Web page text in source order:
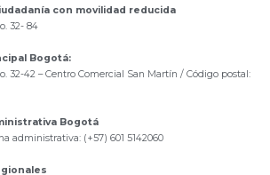
con movilidad reducida
32- 84
Bogotá:
32-42 – Centro Comercial San Martín / Código postal:
Bogotá
administrativa: (+57) 601 5142060